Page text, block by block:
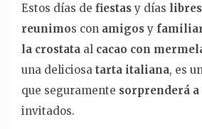
Estos días de fiestasy días libres
reunimos con amigosy
la crostata al cacao con
una deliciosa tarta italiana, es
que seguramente sorprenderá a
invitados.